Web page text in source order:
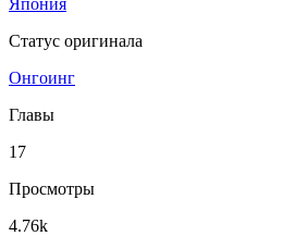
Статус оригинала
Онгоинг
Главы
17
Просмотры
4.76k